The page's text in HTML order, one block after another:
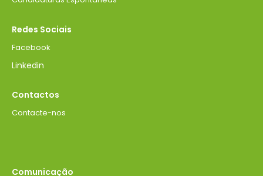
Redes Sociais
Facebook
Linkedin
Contactos
Contacte-nos
Comunicação